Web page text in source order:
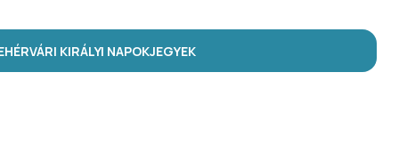
KIRÁLYI NAPOKJEGYEK